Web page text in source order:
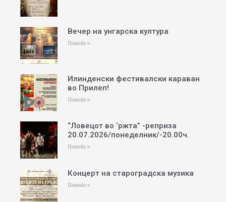
Вечер на унгарска култура
Повеќе »
Илинденски фестивалски караван
во Прилеп!
Повеќе »
“Ловецот во ‘ржта” -реприза
20.07.2026/понеделник/-20.00ч.
Повеќе »
Концерт на староградска музика
Повеќе »